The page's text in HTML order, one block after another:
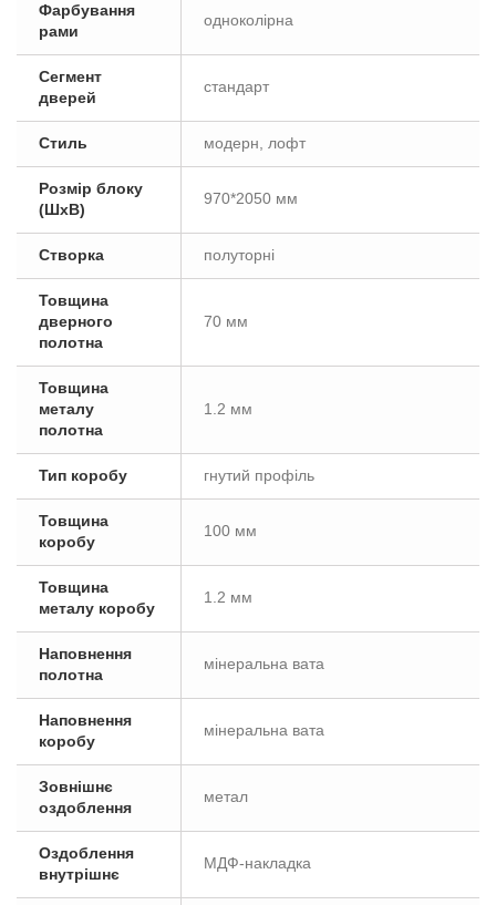
Фарбування
рами
одноколірна
Сегмент
дверей
стандарт
Стиль модерн, лофт
Розмір блоку
(ШxВ)
970*2050 мм
Створка полуторні
Товщина
дверного
полотна
70 мм
Товщина
металу
полотна
1.2 мм
Тип коробу гнутий профіль
Товщина
коробу
100 мм
Товщина
металу коробу
1.2 мм
Наповнення
полотна
мінеральна вата
Наповнення
коробу
мінеральна вата
Зовнішнє
оздоблення
метал
Оздоблення
внутрішнє
МДФ-накладка